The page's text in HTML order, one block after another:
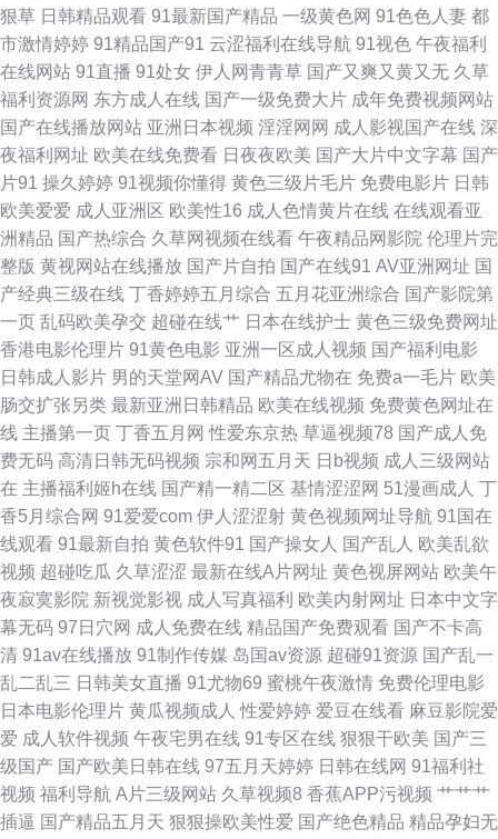
区 日本中文在线观看 在线免费九一网站 国产女主播喷水 天天肏屄网站 99这
里有精品热视频 久久午夜无码 午夜深情在线观看免费 A级韩国A网站 精东视
频黄 色欧美日韩亚 91九色在线磁力 国产在线成人 日本免弗网站 在线观看免
费视频网 国产精品高清欧美 欧美日韩国产卡通 亚洲精品五码国产91 岛国精
品在线观看 男女操操 亚洲奶水xxxx91 大香蕉久久综合 免费看片91 羞羞色漫
www豆花51 精品福利亚洲一区二区 日韓中文字幕在 51大神 国内福利视频
日韩一级欧美一级 91传媒合集 国产亚洲一卡一 日本人妖色网站 在线高清理
国产精品不 欧美日韩亚州国产高 亚洲午夜激情网站 福利丝袜美腿视频网站
欧美99欧美 午夜国产免费大 avtt久久天堂 精品日产一区二区三区 手机看片
网址 91精品一区 国外精品 日韩色情AV导航 最新电影在线看网站 国产午夜
三级一区 日本人操日本人 在线日韩制服中 国产精品专 欧美孕妇群交 夜爽夜
夜网 国产高清在线观看 欧美曰韩综 亚洲无线一二三 国产成人精品无缓存在
线播放 全球华人原创 在线电视免费 国产高潮A片羞羞视频涩涩 欧美亚洲精
品在线 亚洲中文字幕在线观看 福利丝袜美腿视频网站 欧美sese 亚洲欧美日
韩俺去了 福利导航亚洲 女同肛交动漫 亚洲第五页色图 超碰人家爱 看片无码
狠草 日韩精品观看 91最新国产精品 一级黄色网 91色色人妻 都
市激情婷婷 91精品国产91 云涩福利在线导航 91视色 午夜福利
在线网站 91直播 91处女 伊人网青青草 国产又爽又黄又无 久草
福利资源网 东方成人在线 国产一级免费大片 成年免费视频网站
国产在线播放网站 亚洲日本视频 淫淫网网 成人影视国产在线 深
夜福利网址 欧美在线免费看 日夜夜欧美 国产大片中文字幕 国产
片91 操久婷婷 91视频你懂得 黄色三级片毛片 免费电影片 日韩
欧美爱爱 成人亚洲区 欧美性16 成人色情黄片在线 在线观看亚
洲精品 国产热综合 久草网视频在线看 午夜精品网影院 伦理片完
整版 黄视网站在线播放 国产片自拍 国产在线91 AV亚洲网址 国
产经典三级在线 丁香婷婷五月综合 五月花亚洲综合 国产影院第
一页 乱码欧美孕交 超碰在线艹 日本在线护士 黄色三级免费网址
香港电影伦理片 91黄色电影 亚洲一区成人视频 国产福利电影
日韩成人影片 男的天堂网AV 国产精品尤物在 免费a一毛片 欧美
肠交扩张另类 最新亚洲日韩精品 欧美在线视频 免费黄色网址在
线 主播第一页 丁香五月网 性爱东京热 草逼视频78 国产成人免
费无码 高清日韩无码视频 宗和网五月天 日b视频 成人三级网站
在 主播福利姬h在线 国产精一精二区 基情涩涩网 51漫画成人 丁
香5月综合网 91爱爱com 伊人涩涩射 黄色视频网址导航 91国在
线观看 91最新自拍 黄色软件91 国产操女人 国产乱人 欧美乱欲
视频 超碰吃瓜 久草涩涩 最新在线A片网址 黄色视屏网站 欧美午
夜寂寞影院 新视觉影视 成人写真福利 欧美内射网址 日本中文字
幕无码 97日穴网 成人免费在线 精品国产免费观看 国产不卡高
清 91av在线播放 91制作传媒 岛国av资源 超碰91资源 国产乱一
乱二乱三 日韩美女直播 91尤物69 蜜桃午夜激情 免费伦理电影
日本电影伦理片 黄瓜视频成人 性爱婷婷 爱豆在线看 麻豆影院爱
爱 成人软件视频 午夜宅男在线 91专区在线 狠狠干欧美 国产三
级国产 国产欧美日韩在线 97五月天婷婷 日韩在线网 91福利社
视频 福利导航 A片三级网站 久草视频8 香蕉APP污视频 艹艹艹
插逼 国产精品五月天 狠狠操欧美性爱 国产绝色精品 精品孕妇无